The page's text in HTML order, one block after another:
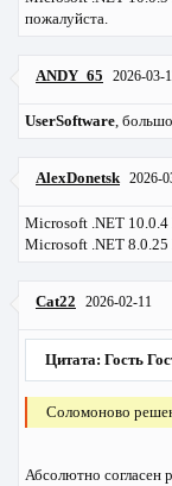
пожалуйста.
ANDY_65 2026-03-
UserSoftware ,
AlexDonetsk 2026-
Microsoft .NET
Microsoft .NET 8.0.25
Cat22 2026-02-11
Цитата: Гость
Соломоново
Абсолютно согласен